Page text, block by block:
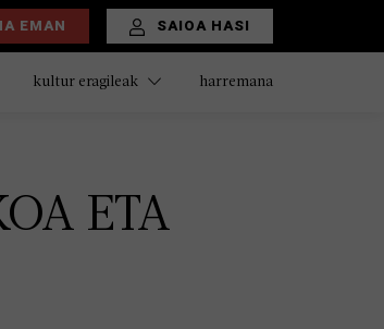
EMAN SAIOA HASI
kultur eragileak harremana
ETA